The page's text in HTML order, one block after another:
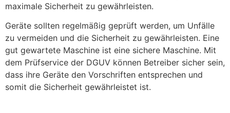
maximale Sicherheit zu gewährleisten.
Geräte sollten regelmäßig geprüft werden, um Unfälle
zu vermeiden und die Sicherheit zu gewährleisten. Eine
gut gewartete Maschine ist eine sichere Maschine. Mit
dem Prüfservice der DGUV können Betreiber sicher sein,
dass ihre Geräte den Vorschriften entsprechen und
somit die Sicherheit gewährleistet ist.